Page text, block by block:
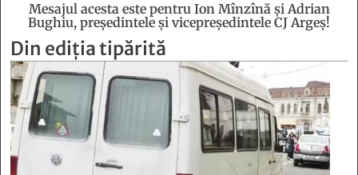
Mesajul acesta este pentru Ion Mînzînă şi Adrian
Bughiu, preşedintele şi vicepreşedintele CJ Argeş!
Din ediția tipărită